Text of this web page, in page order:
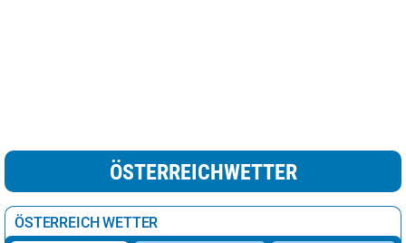
ÖSTERREICHWETTER
ÖSTERREICH WETTER